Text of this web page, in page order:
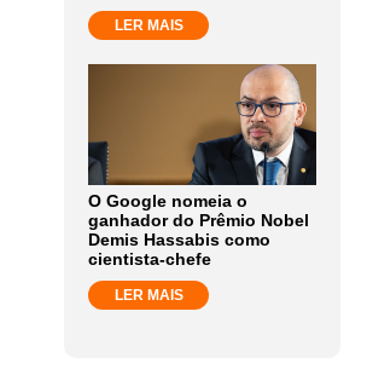
LER MAIS
O Google nomeia o
ganhador do Prêmio Nobel
Demis Hassabis como
cientista-chefe
LER MAIS